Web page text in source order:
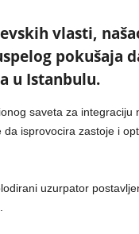
vlasti,
pokušaja
u Istanbulu.
saveta za integraciju
isprovocira zastoje i
uzurpator